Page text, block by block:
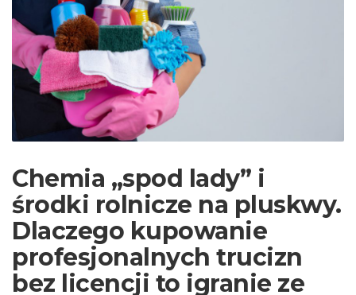
Chemia „spod lady” i
środki rolnicze na pluskwy.
Dlaczego kupowanie
profesjonalnych trucizn
bez licencji to igranie ze